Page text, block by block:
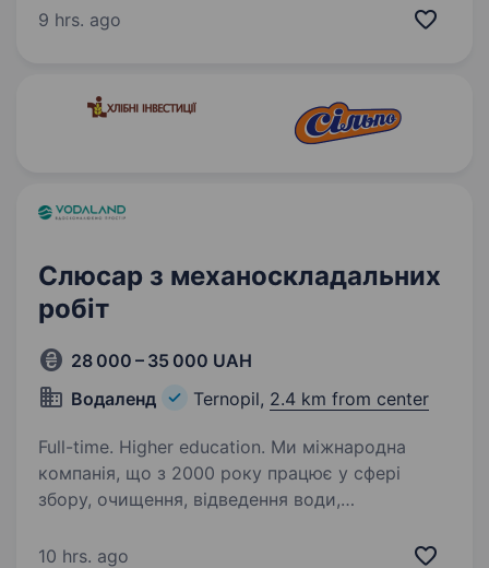
компанії, відкрита вакансія: «механік сервісної
обслуговування, поточних та капітальних
ремонтів…
9 hrs. ago
Слюсар з механоскладальних
робіт
28 000 – 35 000 UAH
Водаленд
Ternopil, 2.4 km from center
Full-time. Higher education. Ми міжнародна
компанія, що з 2000 року працює у сфері
збору, очищення, відведення води,
території запрошуємо в один з наших
10 hrs. ago